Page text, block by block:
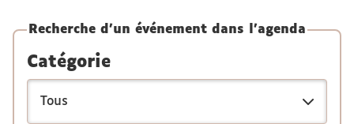
Recherche d'un événement dans l'agenda
Catégorie